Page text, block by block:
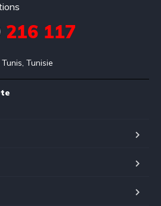
216 117
Tunis, Tunisie